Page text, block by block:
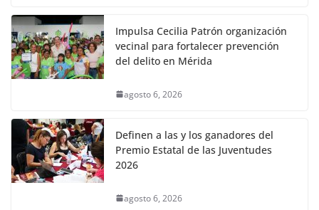
Impulsa Cecilia Patrón organización
vecinal para fortalecer prevención
del delito en Mérida
agosto 6, 2026
Definen a las y los ganadores del
Premio Estatal de las Juventudes
2026
agosto 6, 2026